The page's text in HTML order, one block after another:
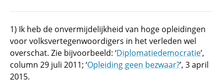
1) Ik heb de onvermijdelijkheid van hoge opleidingen
voor volksvertegenwoordigers in het verleden wel
overschat. Zie bijvoorbeeld: ‘Diplomatiedemocratie’,
column 29 juli 2011; ‘Opleiding geen bezwaar?’, 3 april
2015.